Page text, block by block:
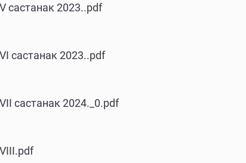
састанак 2023..pdf
састанак 2023..pdf
састанак 2024._0.pdf